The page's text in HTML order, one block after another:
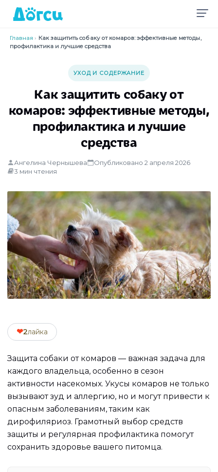
Главная › Как защитить собаку от комаров: эффективные методы,
профилактика и лучшие средства
УХОД И СОДЕРЖАНИЕ
Как защитить собаку от
комаров: эффективные методы,
профилактика и лучшие
средства
Ангелина Чернышева
Опубликовано 2 апреля 2026
3 мин чтения
❤2лайка
Защита собаки от комаров — важная задача для
каждого владельца, особенно в сезон
активности насекомых. Укусы комаров не только
вызывают зуд и аллергию, но и могут привести к
опасным заболеваниям, таким как
дирофиляриоз. Грамотный выбор средств
защиты и регулярная профилактика помогут
сохранить здоровье вашего питомца.